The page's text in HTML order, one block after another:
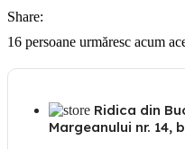
LED
GEWISS
Share:
16 persoane urmăresc acum
Ridica din
Margeanului nr. 14,